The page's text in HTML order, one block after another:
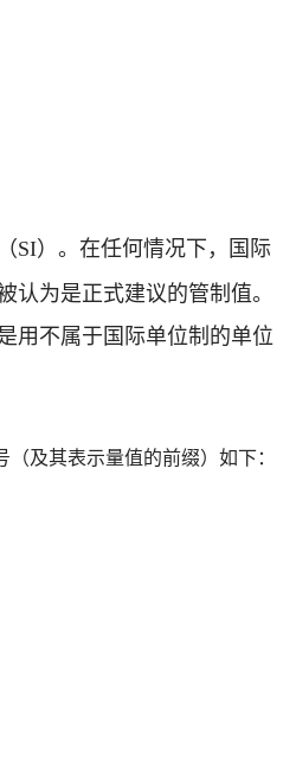
SI）。在任何情况下，国际
认为是正式建议的管制值。
用不属于国际单位制的单位
及其表示量值的前缀）如下：